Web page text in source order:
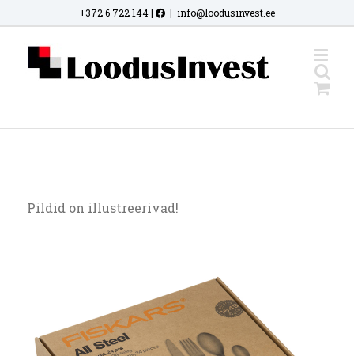
to
content
+372 6 722 144| | info@loodusinvest.ee
Pildid on illustreerivad!